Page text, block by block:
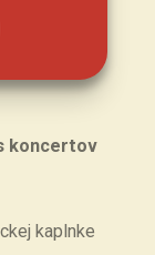
koncertov
kaplnke